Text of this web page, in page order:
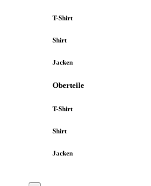
T-Shirt
Shirt
Jacken
Oberteile
T-Shirt
Shirt
Jacken